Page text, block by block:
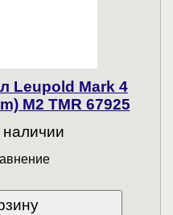
Leupold Mark 4
M2 TMR 67925